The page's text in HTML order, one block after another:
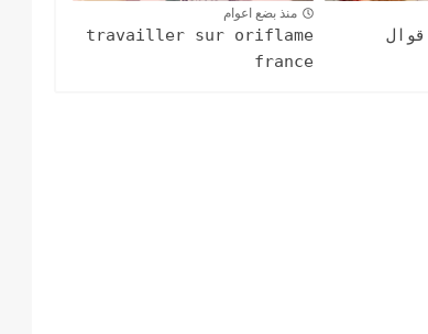
منذ بضع اعوام
travailler sur oriflame
france